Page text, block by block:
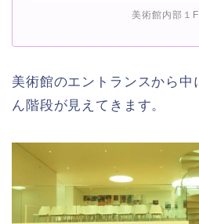
美術館内部１
美術館のエントランスから中
ん階段が見えてきます。